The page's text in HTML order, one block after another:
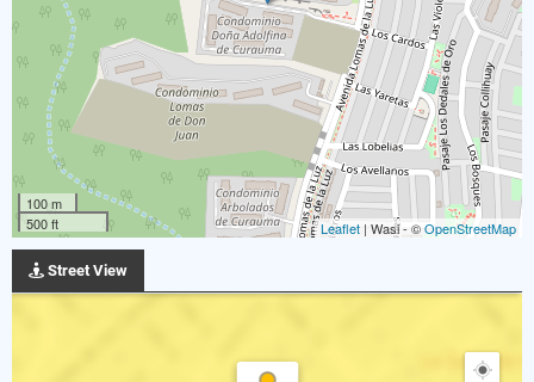
100 m
500 ft
Leaflet | Wasi - ©OpenStreetMap
Street View